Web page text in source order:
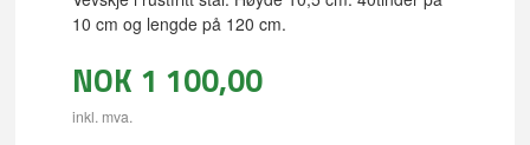
10 cm og lengde på 120 cm.
NOK 1 100,00
inkl. mva.